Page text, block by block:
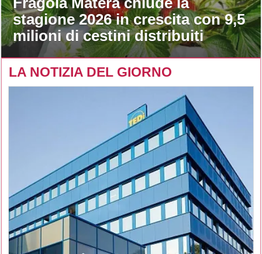
stagione 2026 in crescita con 9,5
milioni di cestini distribuiti
LA NOTIZIA DEL GIORNO